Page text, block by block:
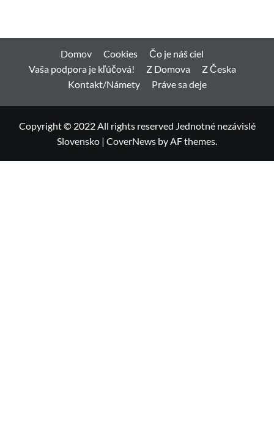
Domov Cookies
Čo je náš ciel
Vaša podpora je kľúčová!
Z Domova
Z Česka
Kontakt/Námety
Práve sa deje
Copyright © 2022 All rights reserved Jednotné nezávislé
Slovensko | CoverNews by AF themes.